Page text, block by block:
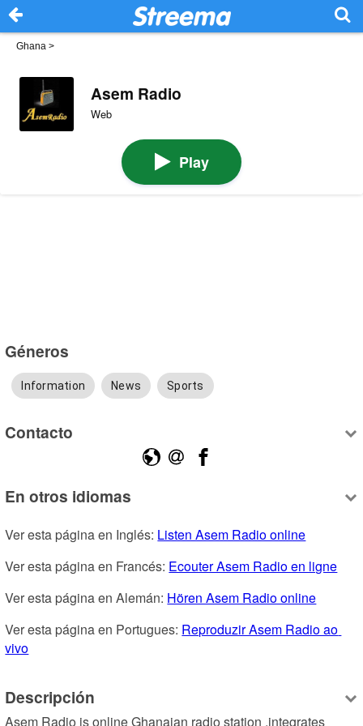
Ghana >
Asem Radio
Web
Play
Géneros
Information News Sports
Contacto
En otros idiomas
Ver esta página en Inglés: Listen Asem Radio online
Ver esta página en Francés: Ecouter Asem Radio en ligne
Ver esta página en Alemán: Hören Asem Radio online
Ver esta página en Portugues: Reproduzir Asem Radio ao
vivo
Descripción
Asem Radio is online Ghanaian radio station ,integrates